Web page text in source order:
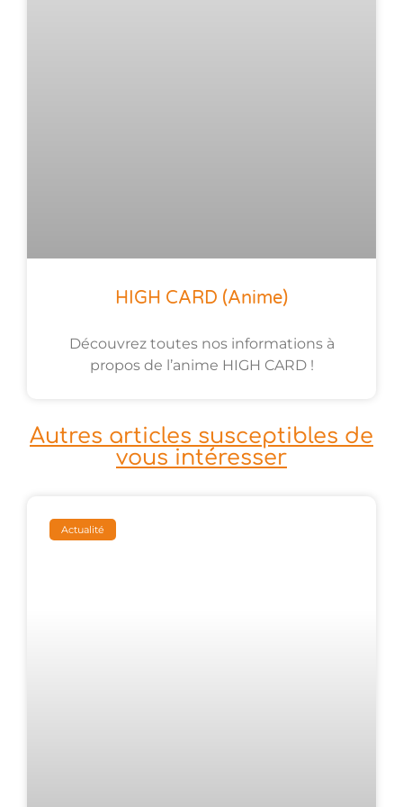
HIGH CARD (anime)
Découvrez toutes nos informations à
propos de l’anime HIGH CARD !
Autres articles susceptibles de
vous intéresser
Actualité